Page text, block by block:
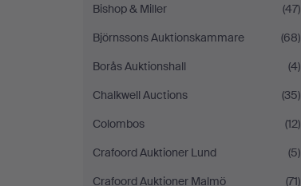
Bishop & Miller
(47)
Björnssons Auktionskammare
(68)
Borås Auktionshall
(4)
Chalkwell Auctions
(35)
Colombos
(12)
Crafoord Auktioner Lund
(5)
Crafoord Auktioner Malmö
(71)